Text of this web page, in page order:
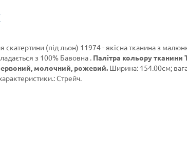
скатертини (під льон) 11974 - якісна тканина з
з 100% Бавовна . Палітра кольору
молочний, рожевий. Ширина: 154.00см;
Стрейч.